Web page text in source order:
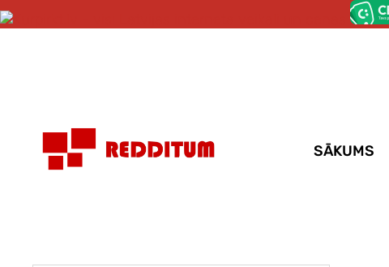
SĀKUMS